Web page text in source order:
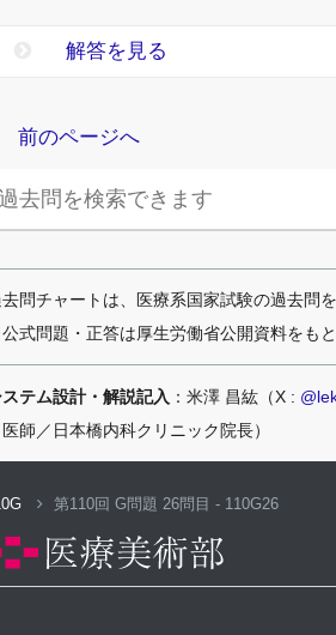
解答を見る
前のページへ
問チャートは、医療系国家試験の過去問
式問題・正答は厚生労働省公開資料をもと
ステム設計・解説記入 ：米澤 昌紘（X :
医師／日本橋内科クリニック院長）
第110回 G問題 26問目 - 110G26